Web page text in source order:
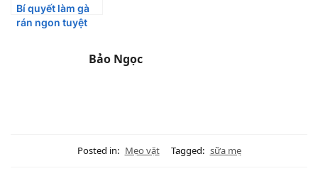
Bí quyết làm gà
rán ngon tuyệt
Bảo Ngọc
Posted in: Mẹo vặt Tagged: sữa mẹ